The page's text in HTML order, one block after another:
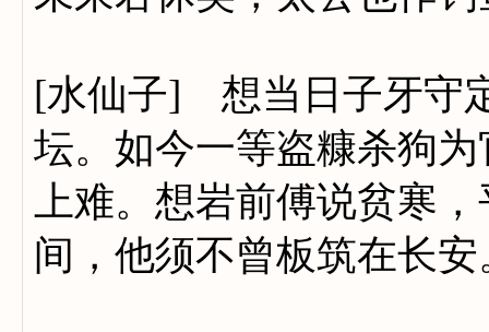
[水仙子] 想当日子牙守
坛。如今一等盗糠杀狗
上难。想岩前傅说贫寒
间，他须不曾板筑在长安